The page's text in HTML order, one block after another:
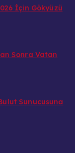
İçin Gökyüzü
Sonra Vatan
Sunucusuna